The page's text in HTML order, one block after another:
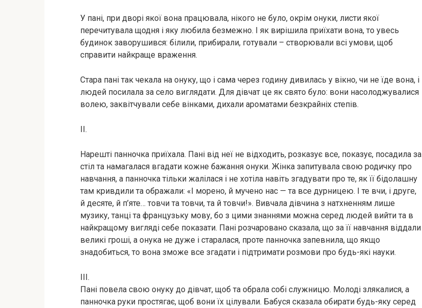
У пані, при дворі якої вона працювала, нікого не було, окрім онуки, листи якої
перечитувала щодня і яку любила безмежно. І як вирішила приїхати вона, то увесь
будинок заворушився: білили, прибирали, готували – створювали всі умови, щоб
справити найкраще враження.
Стара пані так чекала на онуку, що і сама через годину дивилась у вікно, чи не їде вона, і
людей посилала за село виглядати. Для дівчат це як свято було: вони насолоджувалися
волею, заквітчували себе вінками, дихали ароматами безкрайніх степів.
ІІ.
Нарешті панночка приїхала. Пані від неї не відходить, розказує все, показує, посадила за
стіл та намагалася вгадати кожне бажання онуки. Жінка запитувала свою родичку про
навчання, а панночка тільки жалілася і не хотіла навіть згадувати про те, як її бідолашну
там кривдили та ображали: «І морено, й мучено нас — та все дурницею. І те вчи, і друге,
й десяте, й п’яте… товчи та товчи, та й товчи!». Вивчала дівчина з натхненням лише
музику, танці та французьку мову, бо з цими знаннями можна серед людей вийти та в
найкращому вигляді себе показати. Пані розчаровано сказала, що за її навчання віддали
великі гроші, а онука не дуже і старалася, проте панночка запевнила, що якщо
знадобиться, то вона зможе все згадати і підтримати розмови про будь-які науки.
ІІІ.
Пані повела свою онуку до дівчат, щоб та обрала собі служницю. Молоді злякалися, а
панночка руки простягає, щоб вони їх цілували. Бабуся сказала обирати будь-яку серед